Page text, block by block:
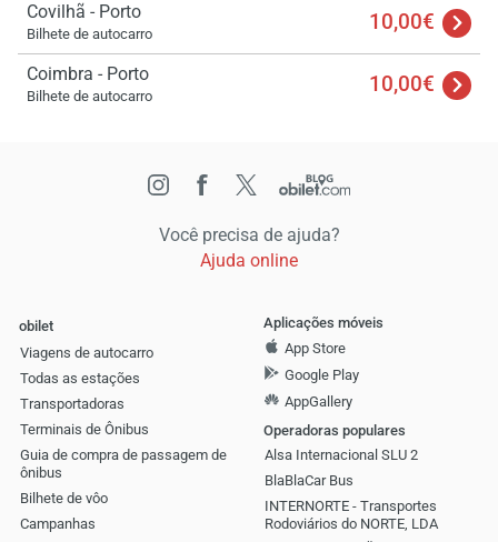
Covilhã - Porto
Bilhete de autocarro 10,00€
Coimbra - Porto
Bilhete de autocarro 10,00€
Você precisa de ajuda?
Ajuda online
obilet
Viagens de autocarro
Todas as estações
Transportadoras
Terminais de Ônibus
Guia de compra de passagem de
ônibus
Bilhete de vôo
Campanhas
Aplicações móveis
App Store
Google Play
AppGallery
Operadoras populares
Alsa Internacional SLU 2
BlaBlaCar Bus
INTERNORTE - Transportes
Rodoviários do NORTE, LDA